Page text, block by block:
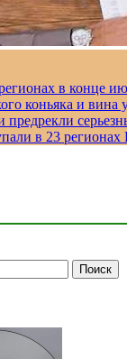
в конце
коньяка и вина
предрекли
в 23 регионах